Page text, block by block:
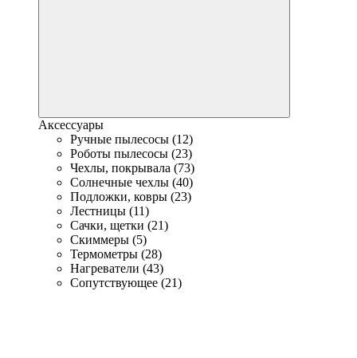
Аксессуары
Ручные пылесосы (12)
Роботы пылесосы (23)
Чехлы, покрывала (73)
Солнечные чехлы (40)
Подложки, ковры (23)
Лестницы (11)
Сачки, щетки (21)
Скиммеры (5)
Термометры (28)
Нагреватели (43)
Сопутствующее (21)